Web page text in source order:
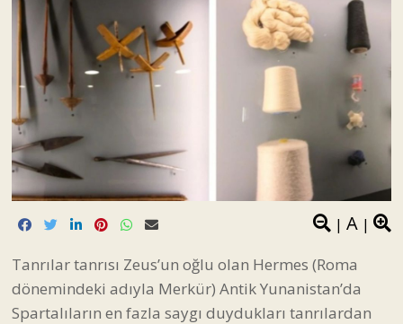
| A |
Tanrılar tanrısı Zeus’un oğlu olan Hermes (Roma
dönemindeki adıyla Merkür) Antik Yunanistan’da
Spartalıların en fazla saygı duydukları tanrılardan